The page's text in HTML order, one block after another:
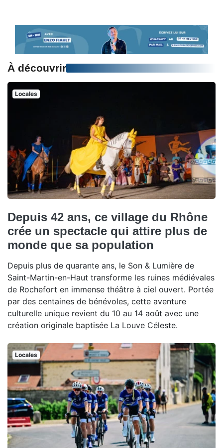
À découvrir
Locales
Depuis 42 ans, ce village du Rhône
crée un spectacle qui attire plus de
monde que sa population
Depuis plus de quarante ans, le Son & Lumière de
Saint-Martin-en-Haut transforme les ruines médiévales
de Rochefort en immense théâtre à ciel ouvert. Portée
par des centaines de bénévoles, cette aventure
culturelle unique revient du 10 au 14 août avec une
création originale baptisée La Louve Céleste.
Locales